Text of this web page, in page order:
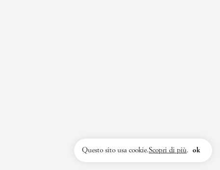
Questo sito usa cookie.Scopri di più. ok